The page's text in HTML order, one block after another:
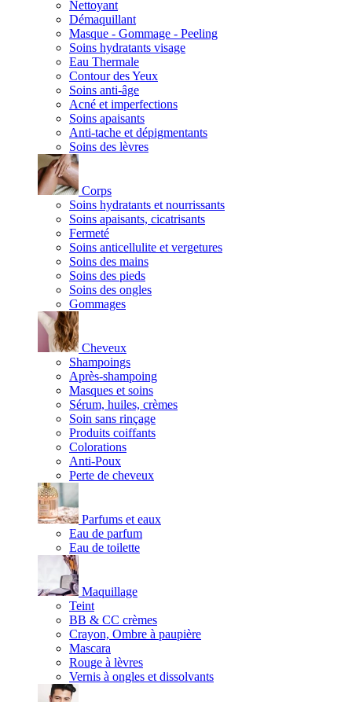
Nettoyant
Démaquillant
Masque - Gommage - Peeling
Soins hydratants visage
Eau Thermale
Contour des Yeux
Soins anti-âge
Acné et imperfections
Soins apaisants
Anti-tache et dépigmentants
Soins des lèvres
Corps
Soins hydratants et nourrissants
Soins apaisants, cicatrisants
Fermeté
Soins anticellulite et vergetures
Soins des mains
Soins des pieds
Soins des ongles
Gommages
Cheveux
Shampoings
Après-shampoing
Masques et soins
Sérum, huiles, crèmes
Soin sans rinçage
Produits coiffants
Colorations
Anti-Poux
Perte de cheveux
Parfums et eaux
Eau de parfum
Eau de toilette
Maquillage
Teint
BB & CC crèmes
Crayon, Ombre à paupière
Mascara
Rouge à lèvres
Vernis à ongles et dissolvants